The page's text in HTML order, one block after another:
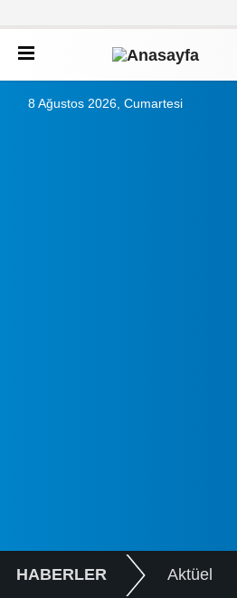
8 Ağustos 2026, Cumartesi
HABERLER Aktüel